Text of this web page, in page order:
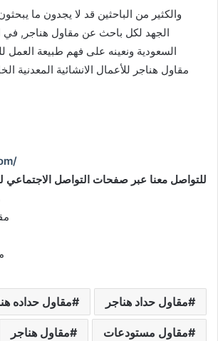
والكثير من الباحثين قد لا يجدون ما
الجهد لكل باحث عن مقاول هناجر, في
السعودية ونعينه على فهم طبيعة العمل
مقاول هناجر للأعمال الانشائية المعدنية
للتواصل معنا عبر صفحات التواصل الاجتماعي
مقاول حداد هناجر مقاول حداده
مقاول مستودعات مقاول هناجر